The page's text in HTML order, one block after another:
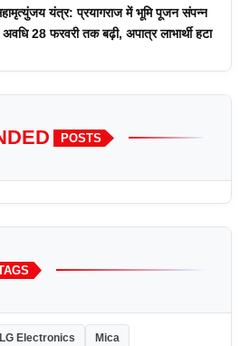
यंत्र: प्रयागराज में भूमि पूजन संपन्न
28 फरवरी तक बढ़ी, अपात्र लाभार्थी हटा
POSTS
LG Electronics Mica